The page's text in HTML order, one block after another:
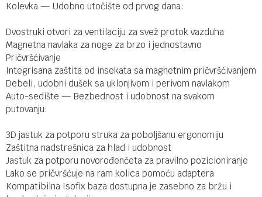
Kolevka — Udobno utočište od prvog dana:
Dvostruki otvori za ventilaciju za svež protok vazduha
Magnetna navlaka za noge za brzo i jednostavno
Pričvršćivanje
Integrisana zaštita od insekata sa magnetnim pričvršćivanjem
Debeli, udobni dušek sa uklonjivom i perivom navlakom
Auto-sedište — Bezbednost i udobnost na svakom
putovanju:
3D jastuk za potporu struka za poboljšanu ergonomiju
Zaštitna nadstrešnica za hlad i udobnost
Jastuk za potporu novorođenčeta za pravilno pozicioniranje
Lako se pričvršćuje na ram kolica pomoću adaptera
Kompatibilna Isofix baza dostupna je zasebno za bržu i